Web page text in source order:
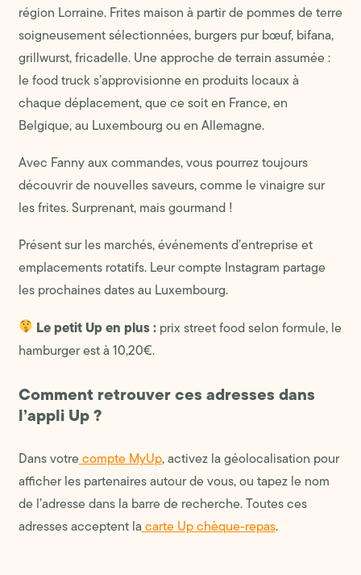
région Lorraine. Frites maison à partir de pommes de terre
soigneusement sélectionnées, burgers pur bœuf, bifana,
grillwurst, fricadelle. Une approche de terrain assumée :
le food truck s’approvisionne en produits locaux à
chaque déplacement, que ce soit en France, en
Belgique, au Luxembourg ou en Allemagne.
Avec Fanny aux commandes, vous pourrez toujours
découvrir de nouvelles saveurs, comme le vinaigre sur
les frites. Surprenant, mais gourmand !
Présent sur les marchés, événements d’entreprise et
emplacements rotatifs. Leur compte Instagram partage
les prochaines dates au Luxembourg.
Le petit Up en plus :prix street food selon formule, le
hamburger est à 10,20€.
Comment retrouver ces adresses dans
l’appli Up ?
Dans votrecompte MyUp, activez la géolocalisation pour
afficher les partenaires autour de vous, ou tapez le nom
de l’adresse dans la barre de recherche. Toutes ces
adresses acceptent la carte Up chèque-repas.